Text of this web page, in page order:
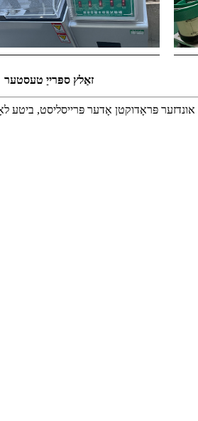
זאַלץ ספּרייַ טעסטער
אונדזער פּראָדוקטן אָדער פּרייסליסט, ביטע לאָזן